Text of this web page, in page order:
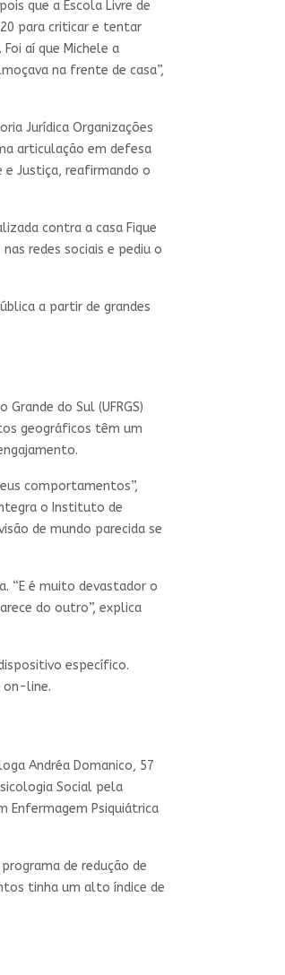
que a Escola Livre de
para criticar e tentar
aí que Michele a
na frente de casa”,
Jurídica Organizações
articulação em defesa
Justiça, reafirmando o
contra a casa Fique
redes sociais e pediu o
a partir de grandes
do Sul (UFRGS)
geográficos têm um
comportamentos”,
o Instituto de
de mundo parecida se
“E é muito devastador o
do outro”, explica
específico.
on-line.
Andréa Domanico, 57
Social pela
Enfermagem Psiquiátrica
de redução de
tinha um alto índice de